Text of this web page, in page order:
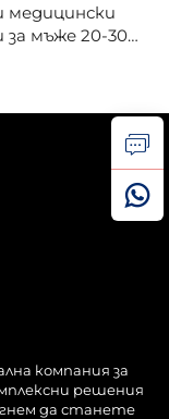
медицински
мъже 20-30
компания за
решения
да станете